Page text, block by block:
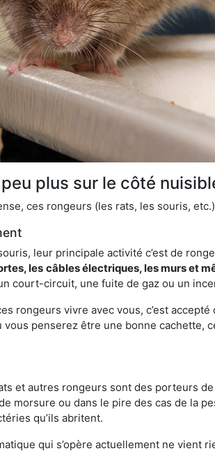
plus sur le côté
ces rongeurs (les rats, les souris,
leur principale activité c’est de
les câbles électriques, les murs et
court-circuit, une fuite de gaz ou un
rongeurs vivre avec vous, c’est
penserez être une bonne cachette,
et autres rongeurs sont des porteurs
morsure ou dans le pire des cas de la
qu’ils abritent.
qui s’opère actuellement ne vient